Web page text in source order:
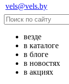
vels@vels.by
везде
в каталоге
в блоге
в новостях
в акциях